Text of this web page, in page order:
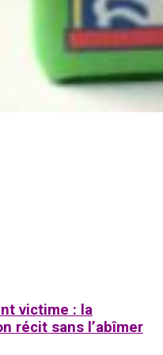
victime : la
récit sans l’abîmer